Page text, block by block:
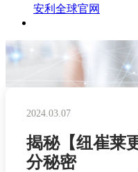
安利全球官网
2024.03.07
揭秘【纽崔莱
分秘密